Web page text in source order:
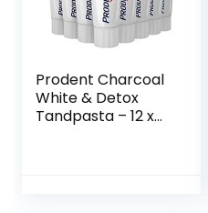
Prodent Charcoal
White & Detox
Tandpasta – 12 x